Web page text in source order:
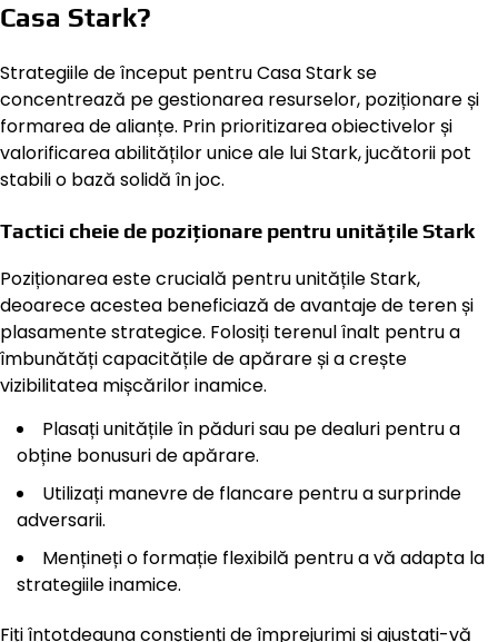
Casa Stark?
Strategiile de început pentru Casa Stark se
concentrează pe gestionarea resurselor, poziționare și
formarea de alianțe. Prin prioritizarea obiectivelor și
valorificarea abilităților unice ale lui Stark, jucătorii pot
stabili o bază solidă în joc.
Tactici cheie de poziționare pentru unitățile Stark
Poziționarea este crucială pentru unitățile Stark,
deoarece acestea beneficiază de avantaje de teren și
plasamente strategice. Folosiți terenul înalt pentru a
îmbunătăți capacitățile de apărare și a crește
vizibilitatea mișcărilor inamice.
Plasați unitățile în păduri sau pe dealuri pentru a
obține bonusuri de apărare.
Utilizați manevre de flancare pentru a surprinde
adversarii.
Mențineți o formație flexibilă pentru a vă adapta la
strategiile inamice.
Fiți întotdeauna conștienți de împrejurimi și ajustați-vă